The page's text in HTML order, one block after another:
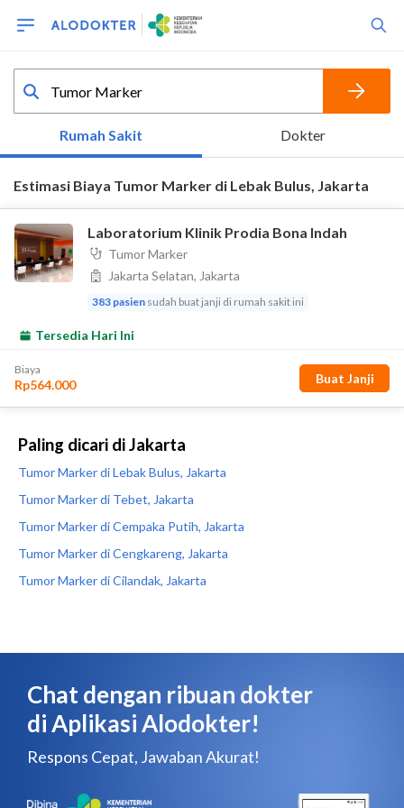
Paling dicari di Jakarta
Tumor Marker di Lebak Bulus, Jakarta
Tumor Marker di Tebet, Jakarta
Tumor Marker di Cempaka Putih, Jakarta
Tumor Marker di Cengkareng, Jakarta
Tumor Marker di Cilandak, Jakarta